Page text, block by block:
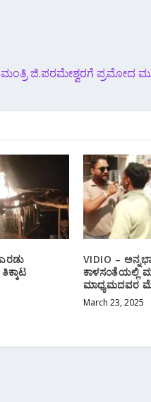
ಜಿ.ಪರಮೇಶ್ವರಗೆ ಪ್ರಮೋದ
VIDIO –
ಕಾಳಸಂತೆಯಲ್ಲಿ
ಮಾಧ್ಯಮದವರ
March 23, 2025